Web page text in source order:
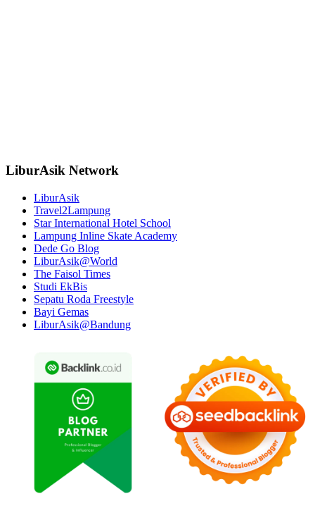
LiburAsik Network
LiburAsik
Travel2Lampung
Star International Hotel School
Lampung Inline Skate Academy
Dede Go Blog
LiburAsik@World
The Faisol Times
Studi EkBis
Sepatu Roda Freestyle
Bayi Gemas
LiburAsik@Bandung